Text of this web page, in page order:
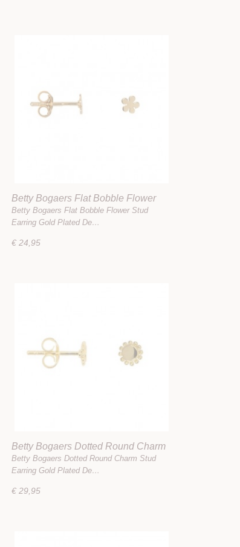
Betty Bogaers Flat Bobble Flower
Stud Earring Gold Plated
Betty Bogaers Flat Bobble Flower Stud
Earring Gold Plated De…
€ 24,95
Betty Bogaers Dotted Round Charm
Stud Earring Gold Plated
Betty Bogaers Dotted Round Charm Stud
Earring Gold Plated De…
€ 29,95